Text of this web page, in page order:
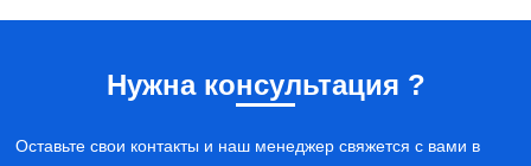
Нужна консультация ?
Оставьте свои контакты и наш менеджер свяжется с вами в